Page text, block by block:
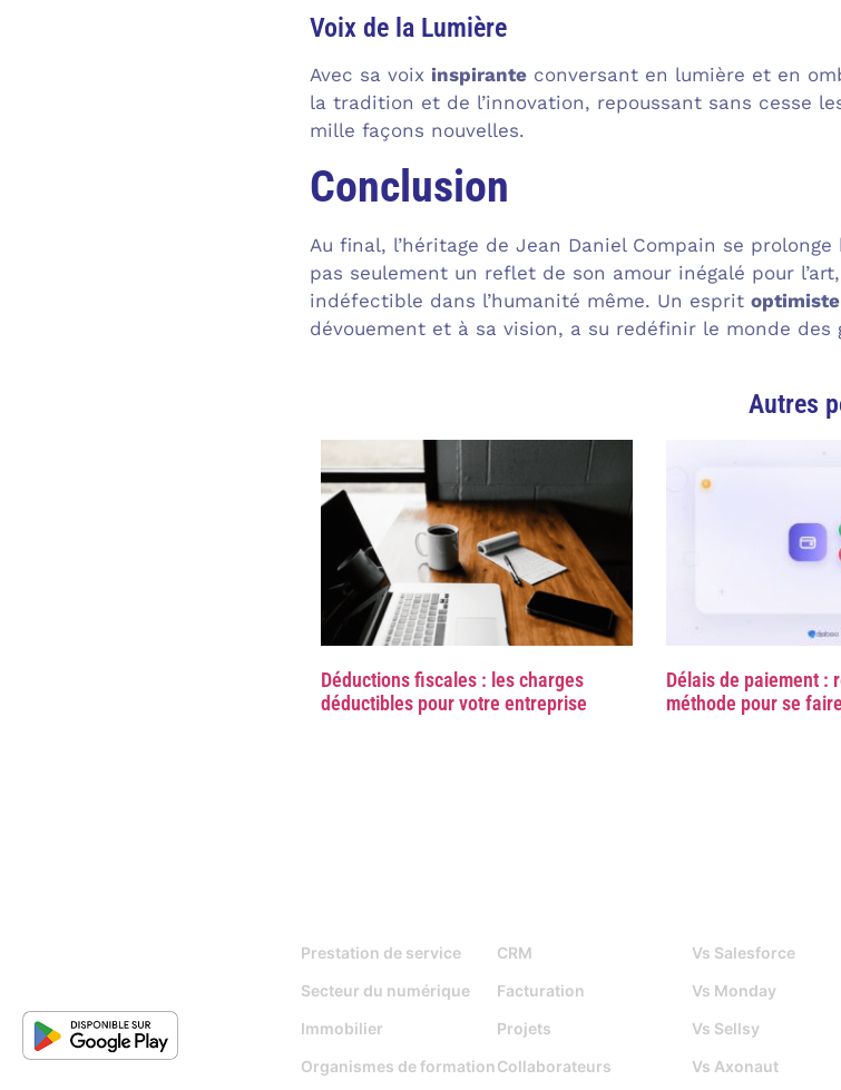
Voix de la Lumière
Avec sa voix inspiranteconversant en lumière et en
la tradition et de l’innovation, repoussant sans cesse
mille façons nouvelles.
Conclusion
Au final, l’héritage de Jean Daniel Compain se
pas seulement un reflet de son amour inégalé pour
indéfectible dans l’humanité même. Un esprit optimiste
dévouement et à sa vision, a su redéfinir le monde des
Autres
Déductions fiscales : les charges
déductibles pour votre entreprise
Délais de paiement :
méthode pour se
Prestation de service
Secteur du numérique
Immobilier
Organismes de formation
CRM
Facturation
Projets
Collaborateurs
Vs Salesforce
Vs Monday
Vs Sellsy
Vs Axonaut